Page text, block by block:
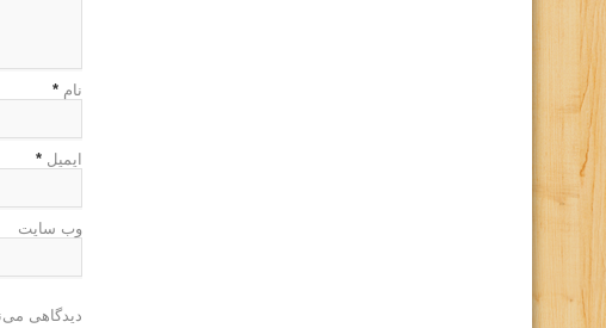
نام *
ایمیل *
وب سایت
دیدگاهی